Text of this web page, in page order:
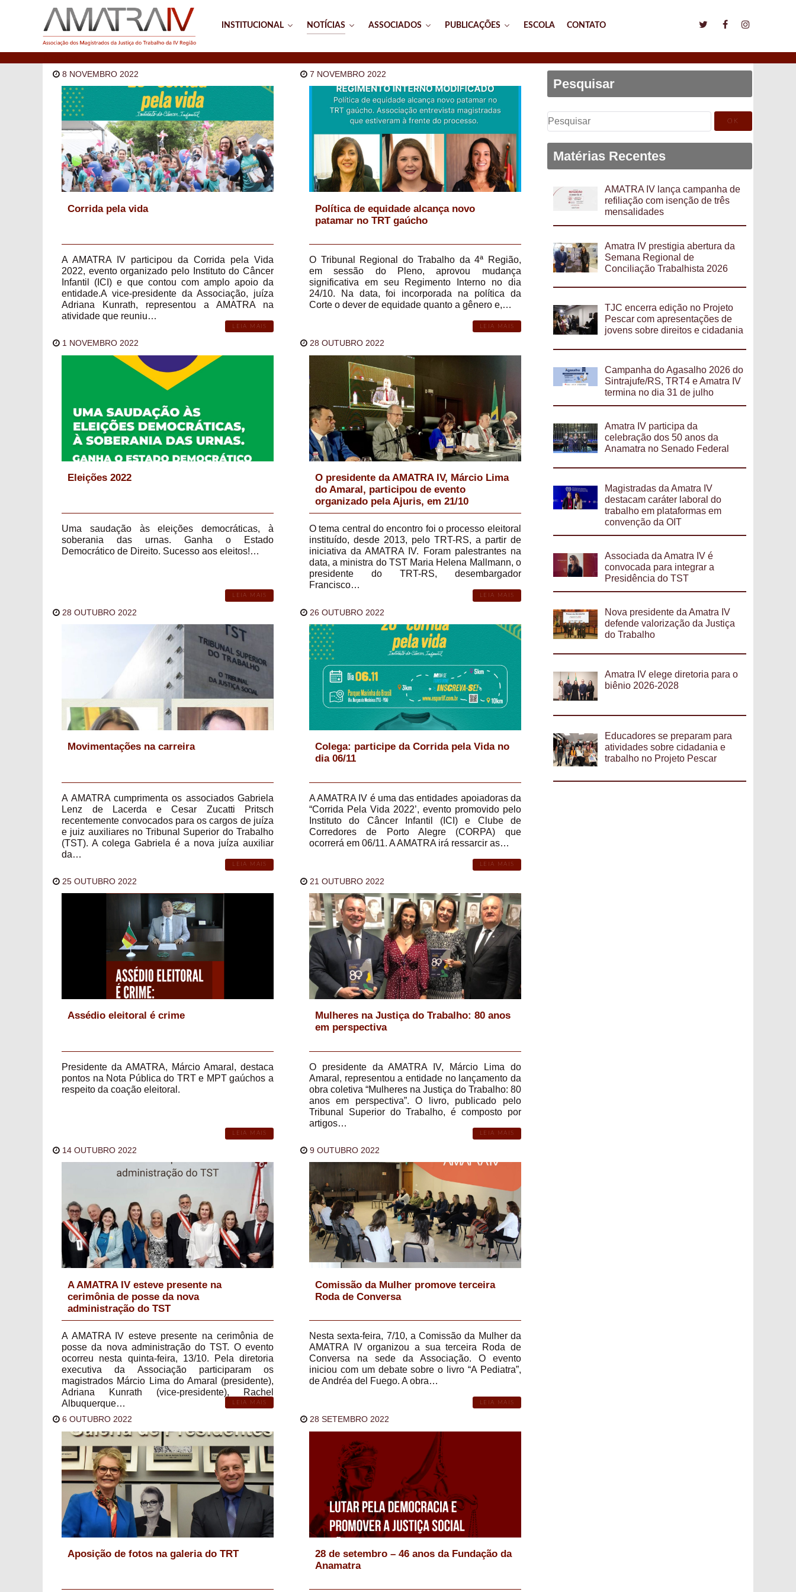
INSTITUCIONAL NOTÍCIAS ASSOCIADOS PUBLICAÇÕES ESCOLA CONTATO
8 NOVEMBRO 2022
Corrida pela vida
A AMATRA IV participou da Corrida pela Vida
2022, evento organizado pelo Instituto do Câncer
Infantil (ICI) e que contou com amplo apoio da
entidade.A vice-presidente da Associação, juíza
Adriana Kunrath, representou a AMATRA na
atividade que reuniu…
LEIA MAIS
7 NOVEMBRO 2022
Política de equidade alcança novo
patamar no TRT gaúcho
O Tribunal Regional do Trabalho da 4ª Região,
em sessão do Pleno, aprovou mudança
significativa em seu Regimento Interno no dia
24/10. Na data, foi incorporada na política da
Corte o dever de equidade quanto a gênero e,…
LEIA MAIS
1 NOVEMBRO 2022
Eleições 2022
Uma saudação às eleições democráticas, à
soberania das urnas. Ganha o Estado
Democrático de Direito. Sucesso aos eleitos!…
LEIA MAIS
28 OUTUBRO 2022
O presidente da AMATRA IV, Márcio Lima
do Amaral, participou de evento
organizado pela Ajuris, em 21/10
O tema central do encontro foi o processo eleitoral
instituído, desde 2013, pelo TRT-RS, a partir de
iniciativa da AMATRA IV. Foram palestrantes na
data, a ministra do TST Maria Helena Mallmann, o
presidente do TRT-RS, desembargador
Francisco…
LEIA MAIS
28 OUTUBRO 2022
Movimentações na carreira
A AMATRA cumprimenta os associados Gabriela
Lenz de Lacerda e Cesar Zucatti Pritsch
recentemente convocados para os cargos de juíza
e juiz auxiliares no Tribunal Superior do Trabalho
(TST). A colega Gabriela é a nova juíza auxiliar
da…
LEIA MAIS
26 OUTUBRO 2022
Colega: participe da Corrida pela Vida no
dia 06/11
A AMATRA IV é uma das entidades apoiadoras da
“Corrida Pela Vida 2022’, evento promovido pelo
Instituto do Câncer Infantil (ICI) e Clube de
Corredores de Porto Alegre (CORPA) que
ocorrerá em 06/11. A AMATRA irá ressarcir as…
LEIA MAIS
25 OUTUBRO 2022
Assédio eleitoral é crime
Presidente da AMATRA, Márcio Amaral, destaca
pontos na Nota Pública do TRT e MPT gaúchos a
respeito da coação eleitoral.
LEIA MAIS
21 OUTUBRO 2022
Mulheres na Justiça do Trabalho: 80 anos
em perspectiva
O presidente da AMATRA IV, Márcio Lima do
Amaral, representou a entidade no lançamento da
obra coletiva “Mulheres na Justiça do Trabalho: 80
anos em perspectiva”. O livro, publicado pelo
Tribunal Superior do Trabalho, é composto por
artigos…
LEIA MAIS
14 OUTUBRO 2022
A AMATRA IV esteve presente na
cerimônia de posse da nova
administração do TST
A AMATRA IV esteve presente na cerimônia de
posse da nova administração do TST. O evento
ocorreu nesta quinta-feira, 13/10. Pela diretoria
executiva da Associação participaram os
magistrados Márcio Lima do Amaral (presidente),
Adriana Kunrath (vice-presidente), Rachel
Albuquerque…
LEIA MAIS
9 OUTUBRO 2022
Comissão da Mulher promove terceira
Roda de Conversa
Nesta sexta-feira, 7/10, a Comissão da Mulher da
AMATRA IV organizou a sua terceira Roda de
Conversa na sede da Associação. O evento
iniciou com um debate sobre o livro “A Pediatra”,
de Andréa del Fuego. A obra…
LEIA MAIS
6 OUTUBRO 2022
Aposição de fotos na galeria do TRT
28 SETEMBRO 2022
28 de setembro – 46 anos da Fundação da
Anamatra
Pesquisar
Pesquisar
por:
Matérias Recentes
AMATRA IV lança campanha de
refiliação com isenção de três
mensalidades
Amatra IV prestigia abertura da
Semana Regional de
Conciliação Trabalhista 2026
TJC encerra edição no Projeto
Pescar com apresentações de
jovens sobre direitos e cidadania
Campanha do Agasalho 2026 do
Sintrajufe/RS, TRT4 e Amatra IV
termina no dia 31 de julho
Amatra IV participa da
celebração dos 50 anos da
Anamatra no Senado Federal
Magistradas da Amatra IV
destacam caráter laboral do
trabalho em plataformas em
convenção da OIT
Associada da Amatra IV é
convocada para integrar a
Presidência do TST
Nova presidente da Amatra IV
defende valorização da Justiça
do Trabalho
Amatra IV elege diretoria para o
biênio 2026-2028
Educadores se preparam para
atividades sobre cidadania e
trabalho no Projeto Pescar